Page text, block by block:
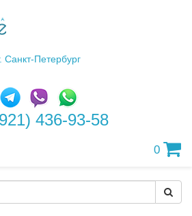
Санкт-Петербург
436-93-58
0